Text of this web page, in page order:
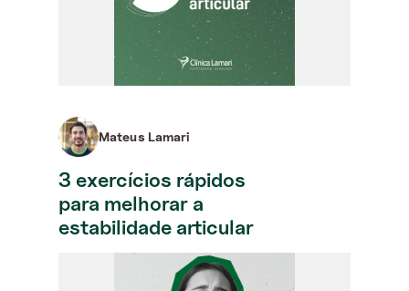
Mateus Lamari
3 exercícios rápidos
para melhorar a
estabilidade articular